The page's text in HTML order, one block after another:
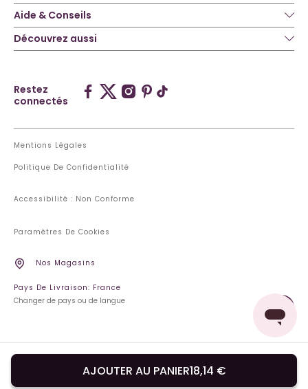
AJOUTER AU PANIER18,14 €
Aide & Conseils
Découvrez aussi
Restez
connectés
Mentions Légales
Politique De Confidentialité
Accessibilité : Non Conforme
Paramètres De Cookies
Nos Magasins
Pays De Livraison: France
Changer de pays ou de langue